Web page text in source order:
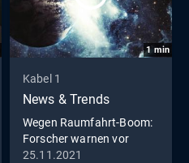
1 min
Kabel 1
News & Trends
Wegen Raumfahrt-Boom:
Forscher warnen vor
bevorstehender Alien-
25.11.2021